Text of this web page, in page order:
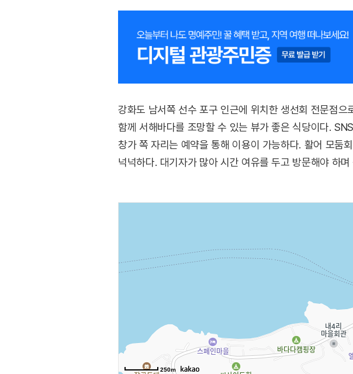
강화도 남서쪽 선수 포구 인근에 위치한 생선회 전문점
함께 서해바다를 조망할 수 있는 뷰가 좋은 식당이다.
창가 쪽 자리는 예약을 통해 이용이 가능하다. 활어 모둠
넉넉하다. 대기자가 많아 시간 여유를 두고 방문해야 하
250m